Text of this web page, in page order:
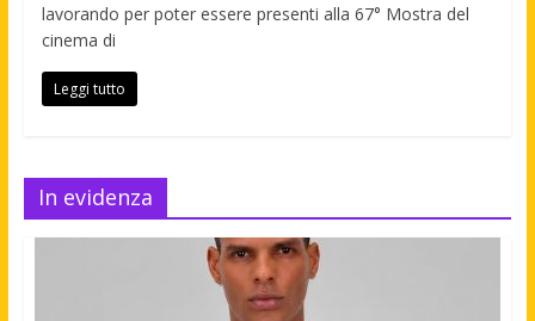
lavorando per poter essere presenti alla 67° Mostra del
cinema di
Leggi tutto
In evidenza